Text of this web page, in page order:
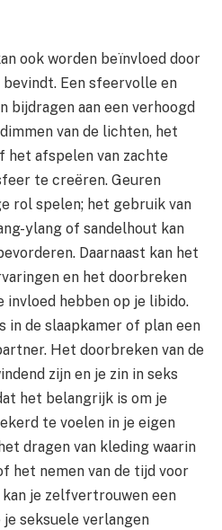
ook worden beïnvloed door
Een sfeervolle en
aan een verhoogd
van de lichten, het
het afspelen van zachte
te creëren. Geuren
rol spelen; het gebruik van
ylang of sandelhout kan
Daarnaast kan het
en het doorbreken
invloed hebben op je libido.
in de slaapkamer of plan een
Het doorbreken van de
zijn en je zin in seks
het belangrijk is om je
te voelen in je eigen
dragen van kleding waarin
het nemen van de tijd voor
je zelfvertrouwen een
je seksuele verlangen